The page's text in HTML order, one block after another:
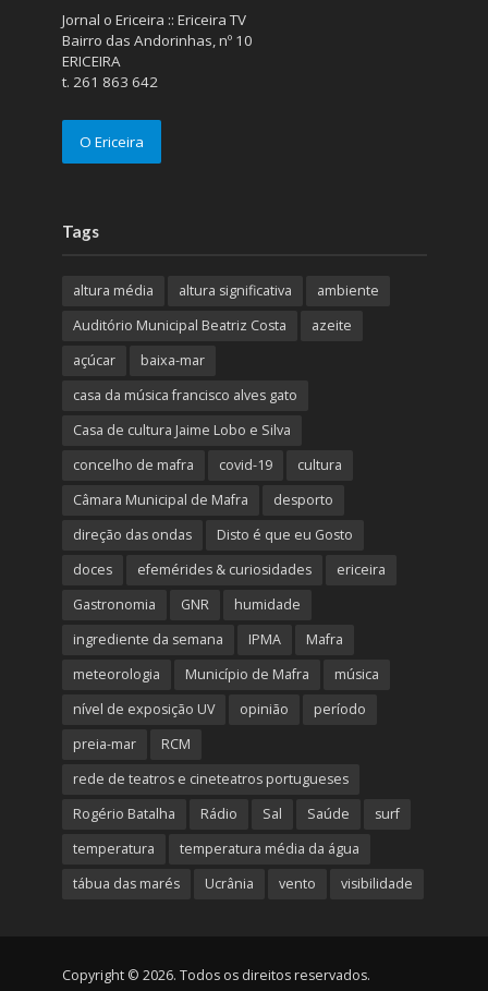
Jornal o Ericeira :: Ericeira TV
Bairro das Andorinhas, nº 10
ERICEIRA
t. 261 863 642
O Ericeira
Tags
altura média altura significativa
ambiente
Auditório Municipal Beatriz Costa
azeite
açúcar
baixa-mar
casa da música francisco alves gato
Casa de cultura Jaime Lobo e Silva
concelho de mafra
covid-19
cultura
Câmara Municipal de Mafra
desporto
direção das ondas
Disto é que eu Gosto
doces
efemérides & curiosidades
ericeira
Gastronomia
GNR
humidade
ingrediente da semana
IPMA
Mafra
meteorologia
Município de Mafra
música
nível de exposição UV
opinião
período
preia-mar
RCM
rede de teatros e cineteatros portugueses
Rogério Batalha
Rádio Sal Saúde
surf
temperatura
temperatura média da água
tábua das marés
Ucrânia vento visibilidade
Copyright © 2026. Todos os direitos reservados.